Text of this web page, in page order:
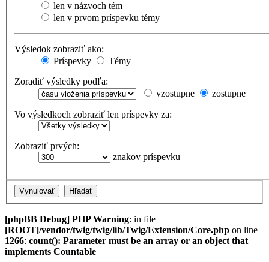
len v názvoch tém
len v prvom príspevku témy
Výsledok zobraziť ako:
Príspevky
Témy
Zoradiť výsledky podľa:
vzostupne
zostupne
Vo výsledkoch zobraziť len príspevky za:
Zobraziť prvých:
znakov príspevku
[phpBB Debug] PHP Warning: in file
[ROOT]/vendor/twig/twig/lib/Twig/Extension/Core.php on line
1266: count(): Parameter must be an array or an object that
implements Countable